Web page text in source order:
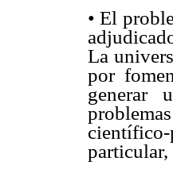
• El
La
por
generar
científico-
particular,